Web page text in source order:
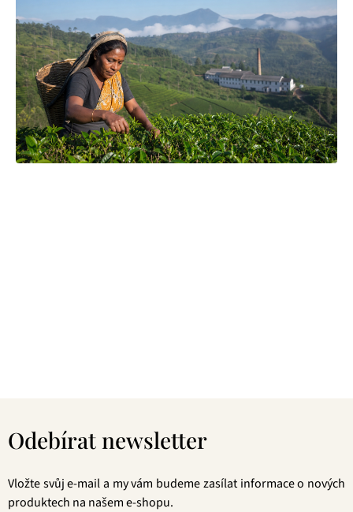
Odebírat newsletter
Vložte svůj e-mail a my vám budeme zasílat informace o nových
produktech na našem e-shopu.